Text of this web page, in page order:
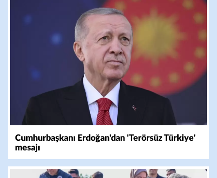
Cumhurbaşkanı Erdoğan'dan 'Terörsüz Türkiye'
mesajı